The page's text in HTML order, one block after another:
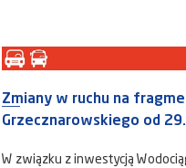
Zmiany w ruchu na
Grzecznarowskiego od
W związku z inwestycją